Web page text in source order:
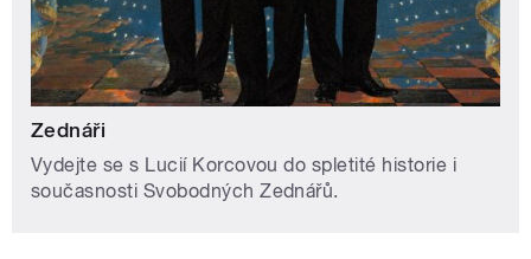
Zednáři
Vydejte se s Lucií Korcovou do spletité historie i
současnosti Svobodných Zednářů.